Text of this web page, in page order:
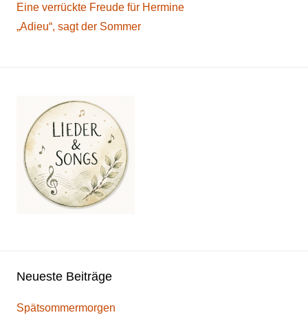
Eine verrückte Freude für Hermine
„Adieu“, sagt der Sommer
Neueste Beiträge
Spätsommermorgen